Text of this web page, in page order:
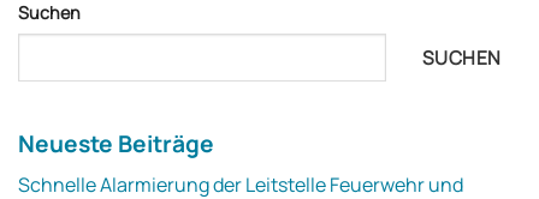
Suchen
SUCHEN
Neueste Beiträge
Schnelle Alarmierung der Leitstelle Feuerwehr und